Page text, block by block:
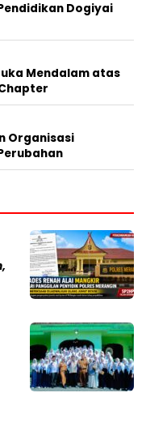
Dogiyai
Mendalam atas
Organisasi